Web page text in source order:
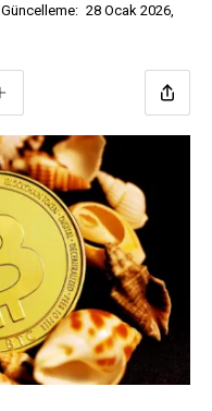
Güncelleme: 28 Ocak 2026,